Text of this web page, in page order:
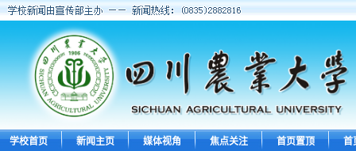
学校首页 新闻主页 媒体视角 焦点关注 首页置顶 首